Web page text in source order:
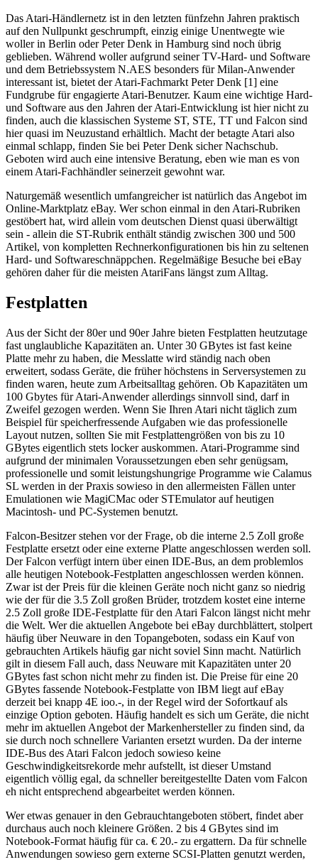
Das Atari-Händlernetz ist in den letzten fünfzehn Jahren praktisch
auf den Nullpunkt geschrumpft, einzig einige Unentwegte wie
woller in Berlin oder Peter Denk in Hamburg sind noch übrig
geblieben. Während woller aufgrund seiner TV-Hard- und Software
und dem Betriebssystem N.AES besonders für Milan-Anwender
interessant ist, bietet der Atari-Fachmarkt Peter Denk [1] eine
Fundgrube für engagierte Atari-Benutzer. Kaum eine wichtige Hard-
und Software aus den Jahren der Atari-Entwicklung ist hier nicht zu
finden, auch die klassischen Systeme ST, STE, TT und Falcon sind
hier quasi im Neuzustand erhältlich. Macht der betagte Atari also
einmal schlapp, finden Sie bei Peter Denk sicher Nachschub.
Geboten wird auch eine intensive Beratung, eben wie man es von
einem Atari-Fachhändler seinerzeit gewohnt war.
Naturgemäß wesentlich umfangreicher ist natürlich das Angebot im
Online-Marktplatz eBay. Wer schon einmal in den Atari-Rubriken
gestöbert hat, wird allein vom deutschen Dienst quasi überwältigt
sein - allein die ST-Rubrik enthält ständig zwischen 300 und 500
Artikel, von kompletten Rechnerkonfigurationen bis hin zu seltenen
Hard- und Softwareschnäppchen. Regelmäßige Besuche bei eBay
gehören daher für die meisten AtariFans längst zum Alltag.
Festplatten
Aus der Sicht der 80er und 90er Jahre bieten Festplatten heutzutage
fast unglaubliche Kapazitäten an. Unter 30 GBytes ist fast keine
Platte mehr zu haben, die Messlatte wird ständig nach oben
erweitert, sodass Geräte, die früher höchstens in Serversystemen zu
finden waren, heute zum Arbeitsalltag gehören. Ob Kapazitäten um
100 Gbytes für Atari-Anwender allerdings sinnvoll sind, darf in
Zweifel gezogen werden. Wenn Sie Ihren Atari nicht täglich zum
Beispiel für speicherfressende Aufgaben wie das professionelle
Layout nutzen, sollten Sie mit Festplattengrößen von bis zu 10
GBytes eigentlich stets locker auskommen. Atari-Programme sind
aufgrund der minimalen Voraussetzungen eben sehr genügsam,
professionelle und somit leistungshungrige Programme wie Calamus
SL werden in der Praxis sowieso in den allermeisten Fällen unter
Emulationen wie MagiCMac oder STEmulator auf heutigen
Macintosh- und PC-Systemen benutzt.
Falcon-Besitzer stehen vor der Frage, ob die interne 2.5 Zoll große
Festplatte ersetzt oder eine externe Platte angeschlossen werden soll.
Der Falcon verfügt intern über einen IDE-Bus, an dem problemlos
alle heutigen Notebook-Festplatten angeschlossen werden können.
Zwar ist der Preis für die kleinen Geräte noch nicht ganz so niedrig
wie der für die 3.5 Zoll großen Brüder, trotzdem kostet eine interne
2.5 Zoll große IDE-Festplatte für den Atari Falcon längst nicht mehr
die Welt. Wer die aktuellen Angebote bei eBay durchblättert, stolpert
häufig über Neuware in den Topangeboten, sodass ein Kauf von
gebrauchten Artikels häufig gar nicht soviel Sinn macht. Natürlich
gilt in diesem Fall auch, dass Neuware mit Kapazitäten unter 20
GBytes fast schon nicht mehr zu finden ist. Die Preise für eine 20
GBytes fassende Notebook-Festplatte von IBM liegt auf eBay
derzeit bei knapp 4E ioo.-, in der Regel wird der Sofortkauf als
einzige Option geboten. Häufig handelt es sich um Geräte, die nicht
mehr im aktuellen Angebot der Markenhersteller zu finden sind, da
sie durch noch schnellere Varianten ersetzt wurden. Da der interne
IDE-Bus des Atari Falcon jedoch sowieso keine
Geschwindigkeitsrekorde mehr aufstellt, ist dieser Umstand
eigentlich völlig egal, da schneller bereitgestellte Daten vom Falcon
eh nicht entsprechend abgearbeitet werden können.
Wer etwas genauer in den Gebrauchtangeboten stöbert, findet aber
durchaus auch noch kleinere Größen. 2 bis 4 GBytes sind im
Notebook-Format häufig für ca. € 20.- zu ergattern. Da für schnelle
Anwendungen sowieso gern externe SCSI-Platten genutzt werden,